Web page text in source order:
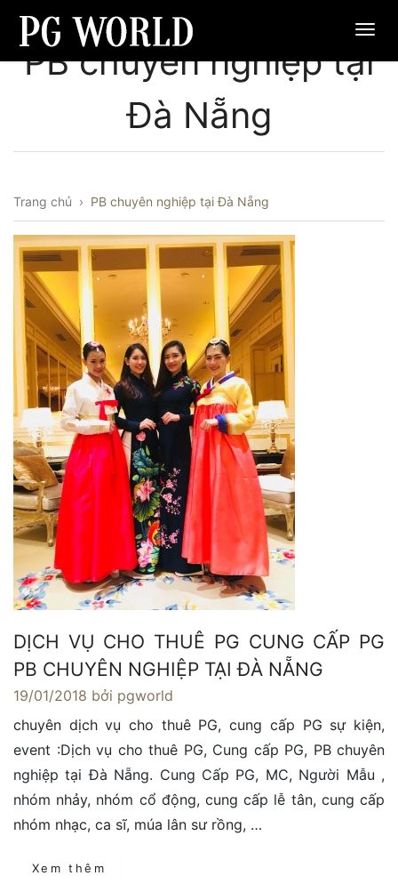
PB chuyên nghiệp tại
Đà Nẵng
Trang chủ › PB chuyên nghiệp tại Đà Nẵng
DỊCH VỤ CHO THUÊ PG CUNG CẤP PG
PB CHUYÊN NGHIỆP TẠI ĐÀ NẴNG
19/01/2018 bởi pgworld
chuyên dịch vụ cho thuê PG, cung cấp PG sự kiện,
event :Dịch vụ cho thuê PG, Cung cấp PG, PB chuyên
nghiệp tại Đà Nẵng. Cung Cấp PG, MC, Người Mẫu ,
nhóm nhảy, nhóm cổ động, cung cấp lễ tân, cung cấp
nhóm nhạc, ca sĩ, múa lân sư rồng, …
Xem thêm